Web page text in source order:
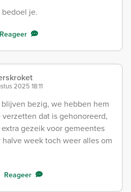
bedoel je.
Reageer
2025 18:11
bezig, we hebben hem
verzetten dat is gehonoreerd,
gezeik voor gemeentes
halve week toch weer alles om
Reageer